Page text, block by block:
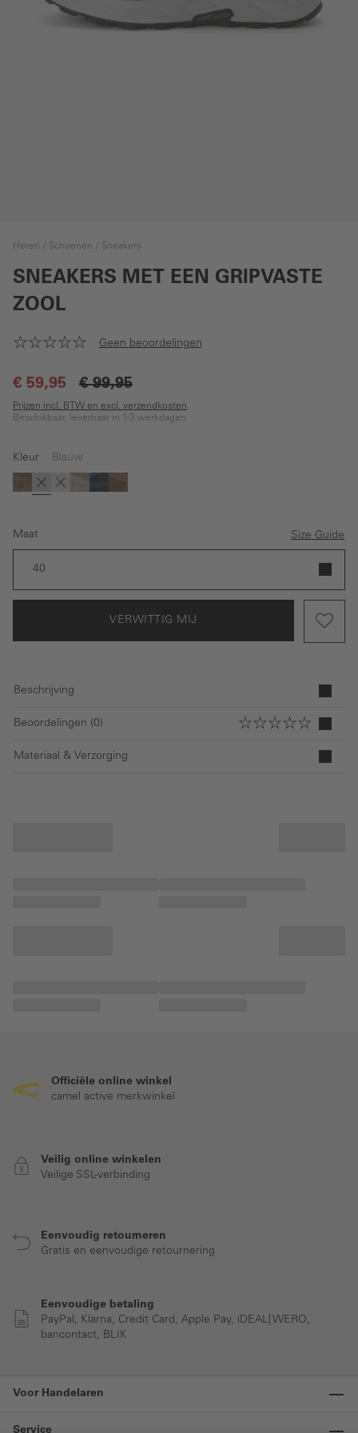
Heren Schoenen Sneakers
SNEAKERS MET EEN GRIPVASTE
ZOOL
Geen beoordelingen
€ 59,95 € 99,95
Prijzen incl. BTW en excl. verzendkosten
Beschikbaar, leverbaar in 1-3 werkdagen
Kleur Blauw
GroenBlauw
(Deze optie is momenteel niet beschikbaar.)
Bruin
(Deze optie is momenteel niet beschikbaar.)
BeigeDonkerblauw
Licht bruin
Maat Size Guide
40
VERWITTIG MIJ
Beschrijving
Beoordelingen (0)
Materiaal & Verzorging
Officiële online winkel
camel active merkwinkel
Veilig online winkelen
Veilige SSL-verbinding
Eenvoudig retourneren
Gratis en eenvoudige retournering
Eenvoudige betaling
PayPal, Klarna, Credit Card, Apple Pay, iDEAL| WERO,
bancontact, BLIK
Voor Handelaren
Service